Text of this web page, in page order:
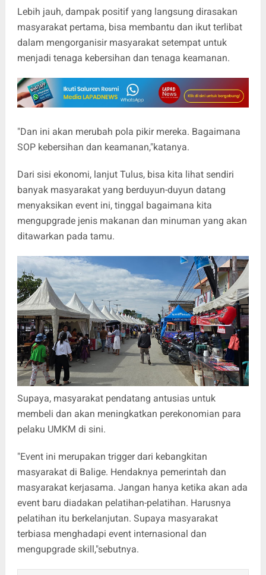
Lebih jauh, dampak positif yang langsung dirasakan
masyarakat pertama, bisa membantu dan ikut terlibat
dalam mengorganisir masyarakat setempat untuk
menjadi tenaga kebersihan dan tenaga keamanan.
"Dan ini akan merubah pola pikir mereka. Bagaimana
SOP kebersihan dan keamanan,"katanya.
Dari sisi ekonomi, lanjut Tulus, bisa kita lihat sendiri
banyak masyarakat yang berduyun-duyun datang
menyaksikan event ini, tinggal bagaimana kita
mengupgrade jenis makanan dan minuman yang akan
ditawarkan pada tamu.
Supaya, masyarakat pendatang antusias untuk
membeli dan akan meningkatkan perekonomian para
pelaku UMKM di sini.
"Event ini merupakan trigger dari kebangkitan
masyarakat di Balige. Hendaknya pemerintah dan
masyarakat kerjasama. Jangan hanya ketika akan ada
event baru diadakan pelatihan-pelatihan. Harusnya
pelatihan itu berkelanjutan. Supaya masyarakat
terbiasa menghadapi event internasional dan
mengupgrade skill,"sebutnya.